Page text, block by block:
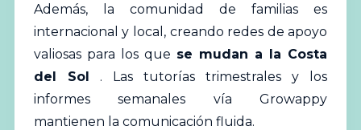
Además, la comunidad de familias es
internacional y local, creando redes de apoyo
valiosas para los que se mudan a la Costa
del Sol . Las tutorías trimestrales y los
informes semanales vía Growappy
mantienen la comunicación fluida.